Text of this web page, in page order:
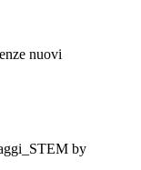
nuovi
by